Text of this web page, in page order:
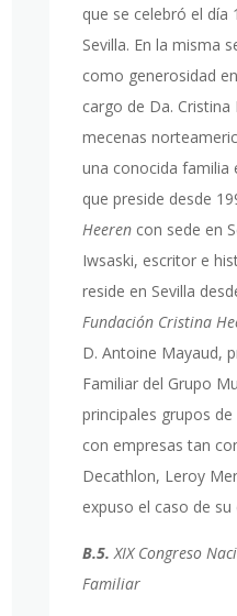
que se celebró el día
Sevilla. En la misma
como generosidad
cargo de Da.
mecenas
una conocida familia
que preside desde
Heeren con sede en
Iwsaski, escritor e
reside en Sevilla
Fundación Cristina
D. Antoine Mayaud,
Familiar del Grupo
principales grupos
con empresas tan
Decathlon, Leroy
expuso el caso de
B.5.XIX Congreso
Familiar